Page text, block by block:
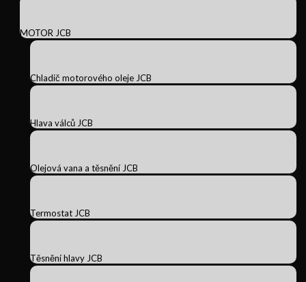
MOTOR JCB
Chladič motorového oleje JCB
Hlava válců JCB
Olejová vana a těsnění JCB
Termostat JCB
Těsnění hlavy JCB